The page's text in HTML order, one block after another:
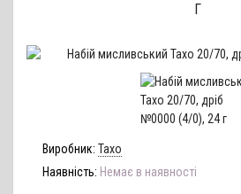
Г
Виробник: Тахо
Наявність: Немає в наявності